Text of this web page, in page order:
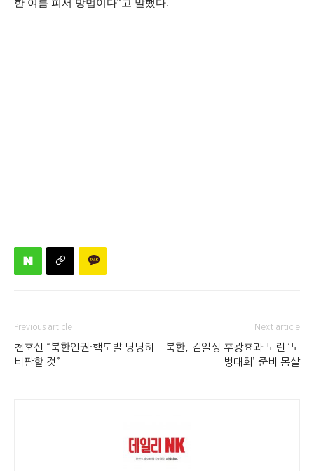
Previous article
천호선 “북한인권·핵도발 당당히
비판할 것”
Next article
북한, 김일성 후광효과 노린 ‘노
병대회’ 준비 몸살